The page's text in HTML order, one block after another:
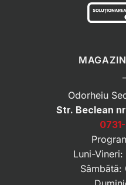
Odorheiu
Str. Beclean
Luni-Vineri:
Sâmbătă: